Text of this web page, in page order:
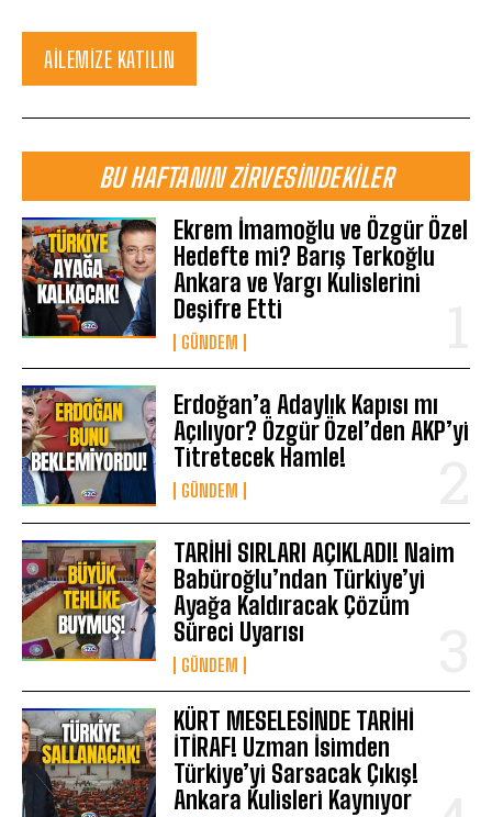
AILEMIZE KATILIN
BU HAFTANIN ZIRVESINDEKILER
Ekrem İmamoğlu ve Özgür Özel
Hedefte mi? Barış Terkoğlu
Ankara ve Yargı Kulislerini
Deşifre Etti
GÜNDEM
Erdoğan’a Adaylık Kapısı mı
Açılıyor? Özgür Özel’den AKP’yi
Titretecek Hamle!
GÜNDEM
TARİHİ SIRLARI AÇIKLADI! Naim
Babüroğlu’ndan Türkiye’yi
Ayağa Kaldıracak Çözüm
Süreci Uyarısı
GÜNDEM
KÜRT MESELESİNDE TARİHİ
İTİRAF! Uzman İsimden
Türkiye’yi Sarsacak Çıkış!
Ankara Kulisleri Kaynıyor